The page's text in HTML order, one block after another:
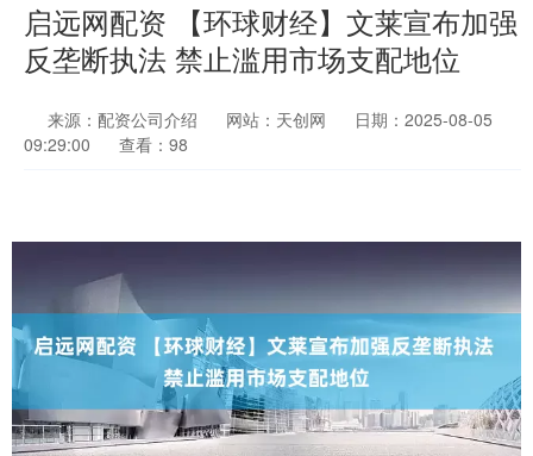
启远网配资 【环球财经】文莱宣布加强
反垄断执法 禁止滥用市场支配地位
来源：配资公司介绍 网站：天创网
日期：2025-08-05
09:29:00
查看：98